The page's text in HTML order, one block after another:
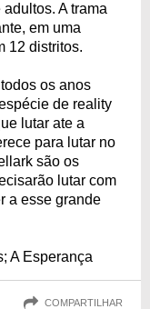
A trama
em uma
12 distritos.
os anos
de reality
lutar ate a
para lutar no
são os
lutar com
a esse grande
A Esperança
COMPARTILHAR